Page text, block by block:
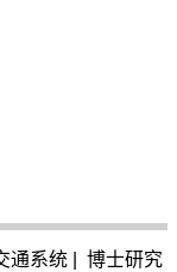
通系统 | 博士研究